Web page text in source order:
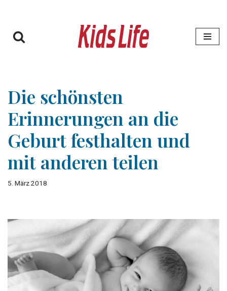
Inhalt
Die schönsten
Erinnerungen an die
Geburt festhalten und
mit anderen teilen
5. März 2018